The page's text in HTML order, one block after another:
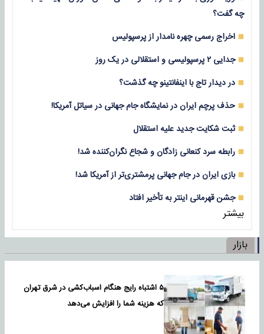
چه گفت؟
اخراج رسمی چهره نامدار از پرسپولیس
جدایی ۲ پرسپولیسی و استقلالی در یک روز
در دیدار تاج با اینفانتینو چه گذشت؟
حذف پرچم ایران در نمایشگاه جام جهانی در سیاتل آمریکا!
ثبت شکایت جدید علیه استقلال
رابطه سرد کنعانی زادگان و شجاع نگران‌کننده شد!
بازی‌ ایران در جام جهانی پرمشتری‌تر از آمریکا شد!
جشن قهرمانی اینتر به تأخیر افتاد
بیشتر
بازار
۵ اشتباه رایج هنگام اسباب‌کشی در شرق تهران
که هزینه شما را افزایش می‌دهد